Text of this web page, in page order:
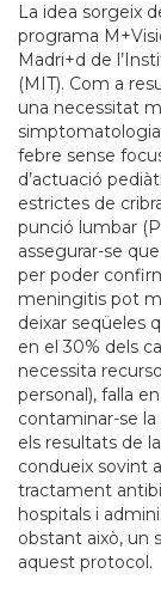
La idea sorgeix
programa
Madri+d de
(MIT). Com a
una necessitat
febre sense
d’actuació
estrictes de
punció lumbar
assegurar-se
per poder
meningitis pot
deixar seqüeles
en el 30% dels
necessita
personal), falla
contaminar-se la
els resultats de
condueix sovint
tractament
hospitals i
obstant això, un
aquest protocol.